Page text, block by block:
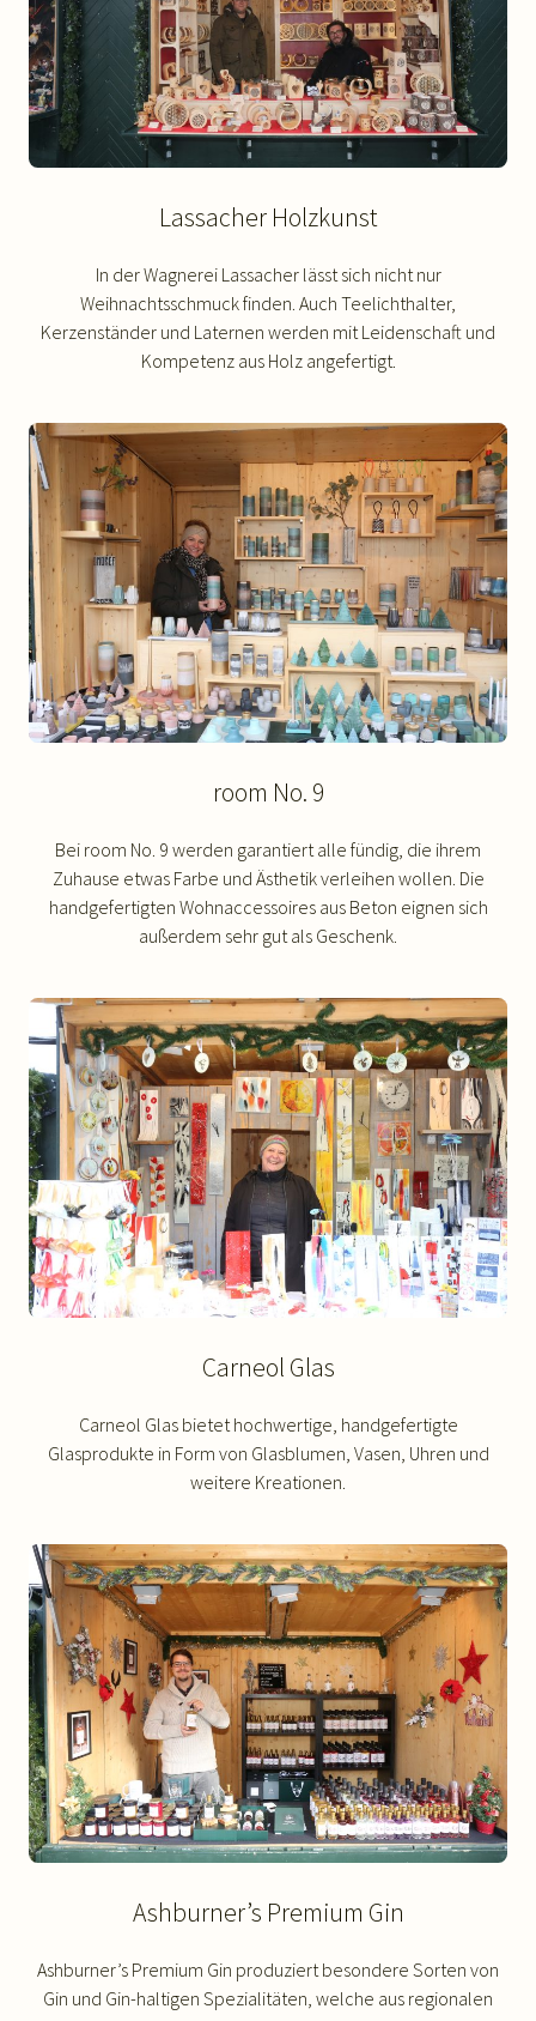
Lassacher Holzkunst
In der Wagnerei Lassacher lässt sich nicht nur
Weihnachtsschmuck finden. Auch Teelichthalter,
Kerzenständer und Laternen werden mit Leidenschaft und
Kompetenz aus Holz angefertigt.
room No. 9
Bei room No. 9 werden garantiert alle fündig, die ihrem
Zuhause etwas Farbe und Ästhetik verleihen wollen. Die
handgefertigten Wohnaccessoires aus Beton eignen sich
außerdem sehr gut als Geschenk.
Carneol Glas
Carneol Glas bietet hochwertige, handgefertigte
Glasprodukte in Form von Glasblumen, Vasen, Uhren und
weitere Kreationen.
Ashburner’s Premium Gin
Ashburner’s Premium Gin produziert besondere Sorten von
Gin und Gin-haltigen Spezialitäten, welche aus regionalen